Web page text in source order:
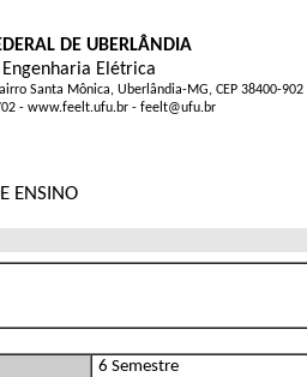
DE UBERLÂNDIA
Elétrica
Santa Mônica, Uberlândia-MG, CEP 38400-902
- www.feelt.ufu.br - feelt@ufu.br
ENSINO
6 Semestre